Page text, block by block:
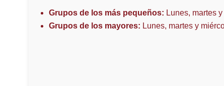
Grupos de los más pequeños: Lunes, martes
Grupos de los mayores: Lunes, martes y